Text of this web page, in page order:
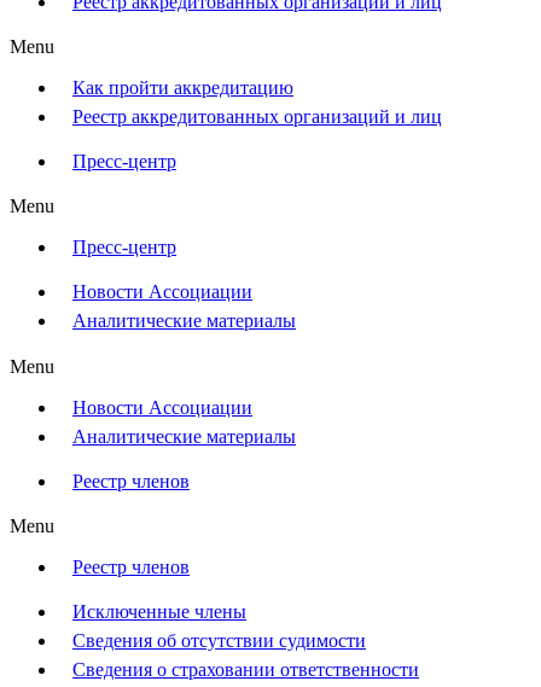
Menu
Как пройти аккредитацию
Реестр аккредитованных организаций и лиц
Пресс-центр
Menu
Пресс-центр
Новости Ассоциации
Аналитические материалы
Menu
Новости Ассоциации
Аналитические материалы
Реестр членов
Menu
Реестр членов
Исключенные члены
Сведения об отсутствии судимости
Сведения о страховании ответственности